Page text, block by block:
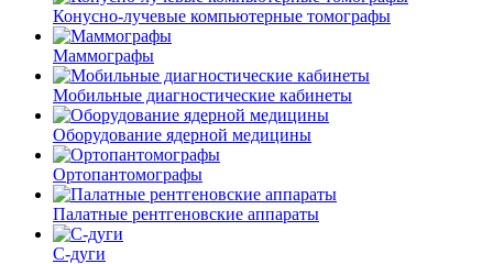
Конусно-лучевые компьютерные томографы
Маммографы
Мобильные диагностические кабинеты
Оборудование ядерной медицины
Ортопантомографы
Палатные рентгеновские аппараты
С-дуги